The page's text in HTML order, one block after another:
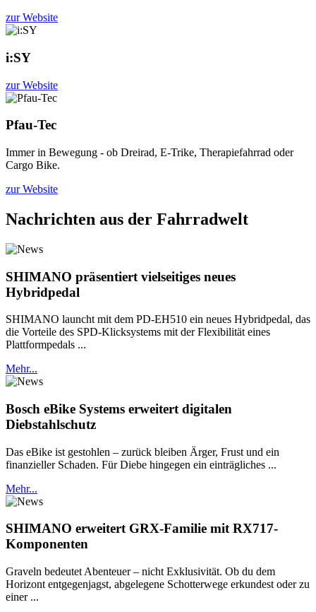
zur Website
i:SY
zur Website
Pfau-Tec
Immer in Bewegung - ob Dreirad, E-Trike, Therapiefahrrad oder
Cargo Bike.
zur Website
Nachrichten aus der Fahrradwelt
SHIMANO präsentiert vielseitiges neues
Hybridpedal
SHIMANO launcht mit dem PD-EH510 ein neues Hybridpedal, das
die Vorteile des SPD-Klicksystems mit der Flexibilität eines
Plattformpedals ...
Mehr...
Bosch eBike Systems erweitert digitalen
Diebstahlschutz
Das eBike ist gestohlen – zurück bleiben Ärger, Frust und ein
finanzieller Schaden. Für Diebe hingegen ein einträgliches ...
Mehr...
SHIMANO erweitert GRX-Familie mit RX717-
Komponenten
Graveln bedeutet Abenteuer – nicht Exklusivität. Ob du dem
Horizont entgegenjagst, abgelegene Schotterwege erkundest oder zu
einer ...